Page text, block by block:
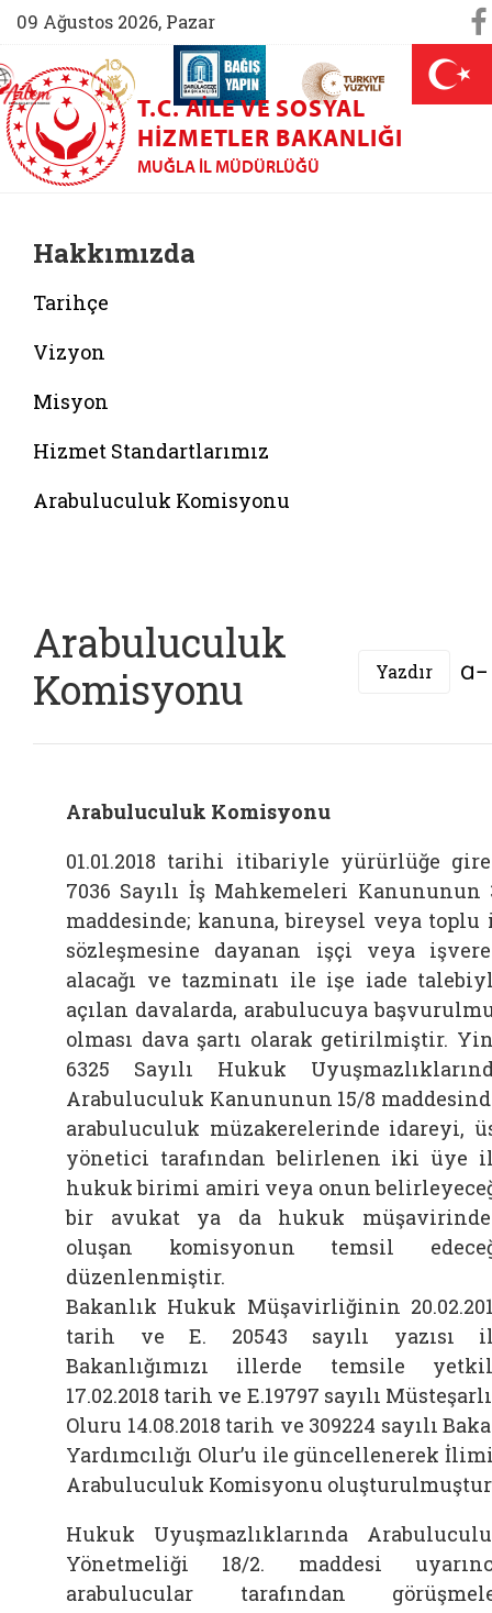
09 Ağustos 2026, Pazar
(yeni sekmede açılır)
AİLEM İletişim Merkezi (yeni sekmede açılır)
Aile ve Nüfus On Yılı (yeni sekmede açılır)
Darülaceze bağış sayfası (yeni
T.C. AILE VE SOSYAL
HIZMETLER BAKANLIĞI
MUĞLA İL MÜDÜRLÜĞÜ
Hakkımızda
Tarihçe
Vizyon
Misyon
Hizmet Standartlarımız
Arabuluculuk Komisyonu
Arabuluculuk
Komisyonu
Yazdır
Arabuluculuk Komisyonu
01.01.2018 tarihi itibariyle yürürlüğe
7036 Sayılı İş Mahkemeleri Kanununun
maddesinde; kanuna, bireysel veya toplu
sözleşmesine dayanan işçi veya
alacağı ve tazminatı ile işe iade
açılan davalarda, arabulucuya
olması dava şartı olarak getirilmiştir.
6325 Sayılı Hukuk
Arabuluculuk Kanununun 15/8
arabuluculuk müzakerelerinde idareyi,
yönetici tarafından belirlenen iki üye
hukuk birimi amiri veya onun
bir avukat ya da hukuk
oluşan komisyonun temsil
düzenlenmiştir.
Bakanlık Hukuk Müşavirliğinin
tarih ve E. 20543 sayılı yazısı
Bakanlığımızı illerde temsile
17.02.2018 tarih ve E.19797 sayılı
Oluru 14.08.2018 tarih ve 309224 sayılı
Yardımcılığı Olur’u ile güncellenerek
Arabuluculuk Komisyonu
Hukuk Uyuşmazlıklarında
Yönetmeliği 18/2. maddesi
arabulucular tarafından